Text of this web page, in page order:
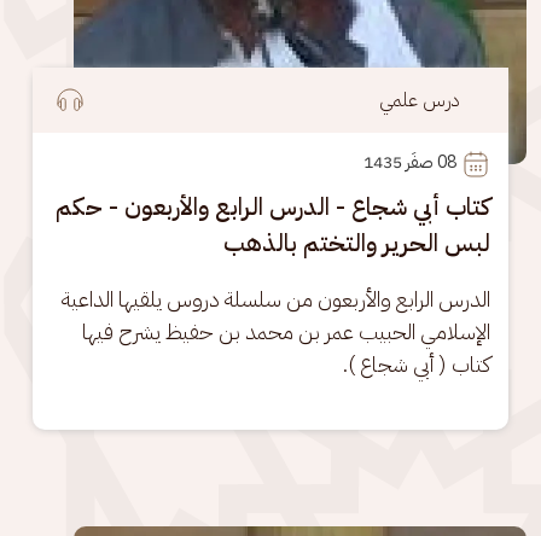
درس علمي
08
كتاب أبي شجاع - الدرس الرابع والأربعون - حكم
لبس الحرير والتختم بالذهب
الدرس الرابع والأربعون من سلسلة دروس يلقيها الداعية
الإسلامي الحبيب عمر بن محمد بن حفيظ يشرح فيها
كتاب ( أبي شجاع ).